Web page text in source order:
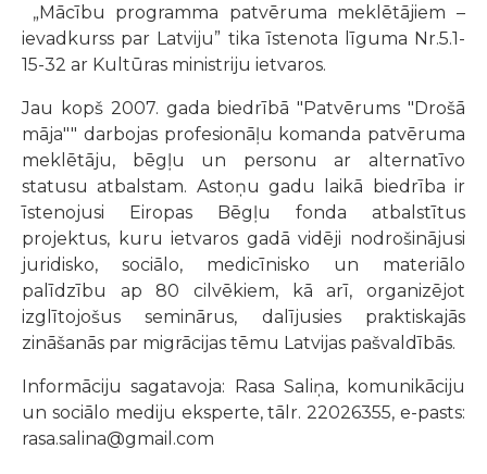
„Mācību programma patvēruma meklētājiem –
ievadkurss par Latviju” tika īstenota līguma Nr.5.1-
15-32 ar Kultūras ministriju ietvaros.
Jau kopš 2007. gada biedrībā "Patvērums "Drošā
māja"" darbojas profesionāļu komanda patvēruma
meklētāju, bēgļu un personu ar alternatīvo
statusu atbalstam. Astoņu gadu laikā biedrība ir
īstenojusi Eiropas Bēgļu fonda atbalstītus
projektus, kuru ietvaros gadā vidēji nodrošinājusi
juridisko, sociālo, medicīnisko un materiālo
palīdzību ap 80 cilvēkiem, kā arī, organizējot
izglītojošus seminārus, dalījusies praktiskajās
zināšanās par migrācijas tēmu Latvijas pašvaldībās.
Informāciju sagatavoja: Rasa Saliņa, komunikāciju
un sociālo mediju eksperte, tālr. 22026355, e-pasts:
rasa.salina@gmail.com